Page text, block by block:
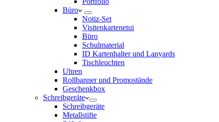
Büro
Notiz-Set
Visitenkartenetui
Büro
Schulmaterial
ID Kartenhalter und Lanyards
Tischleuchten
Uhren
Rollbanner und Promostände
Geschenkbox
Schreibgeräte
Schreibgeräte
Metallstifte